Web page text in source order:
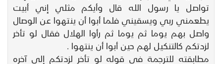
تواصل يا رسول الله قال وأيكم مثلي إني أبيت
يطعمني ربي ويسقيني فلما أبوا أن ينتهوا عن الوصال
واصل بهم يوما ثم يوما ثم رأوا الهلال فقال لو تأخر
لزدتكم كالتنكيل لهم حين أبوا أن ينتهوا .
مطابقته للترجمة في قوله لو تأخر لزدتكم إلى آخره